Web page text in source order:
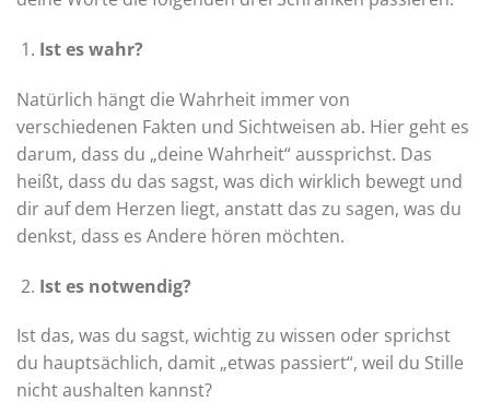
Ist es wahr?
Natürlich hängt die Wahrheit immer von
verschiedenen Fakten und Sichtweisen ab. Hier geht es
darum, dass du „deine Wahrheit“ aussprichst. Das
heißt, dass du das sagst, was dich wirklich bewegt und
dir auf dem Herzen liegt, anstatt das zu sagen, was du
denkst, dass es Andere hören möchten.
Ist es notwendig?
Ist das, was du sagst, wichtig zu wissen oder sprichst
du hauptsächlich, damit „etwas passiert“, weil du Stille
nicht aushalten kannst?